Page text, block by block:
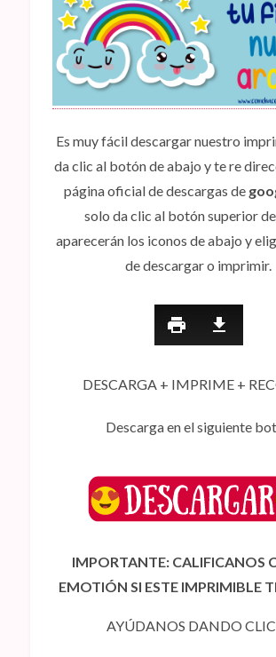
Es muy fácil descargar nuestro
da clic al botón de abajo y te re
página oficial de descargas de
solo da clic al botón superior
aparecerán los iconos de abajo y
de descargar o imprimir.
DESCARGA + IMPRIME +
Descarga en el siguiente
IMPORTANTE: CALIFICANOS
EMOTIÓN SI ESTE IMPRIMIBLE
AYÚDANOS DANDO